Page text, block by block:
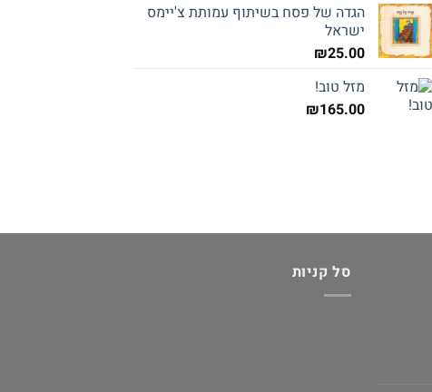
הגדה של פסח בשיתוף עמותת צ'יימס
ישראל
₪25.00
מזל טוב!
₪165.00
סל קניות